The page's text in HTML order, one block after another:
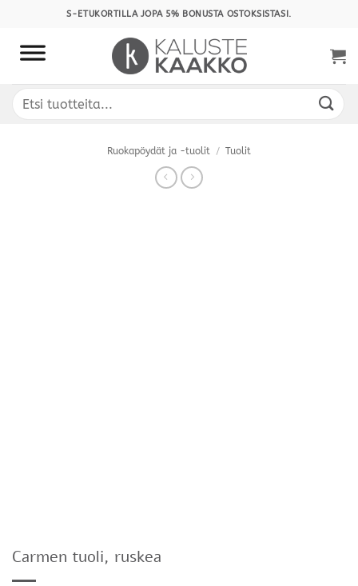
content
S-ETUKORTILLA JOPA 5% BONUSTA OSTOKSISTASI.
Etsi:
Ruokapöydät ja -tuolit / Tuolit
Carmen tuoli, ruskea